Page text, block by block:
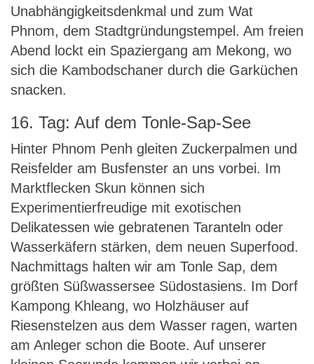
Unabhängigkeitsdenkmal und zum Wat
Phnom, dem Stadtgründungstempel. Am freien
Abend lockt ein Spaziergang am Mekong, wo
sich die Kambodschaner durch die Garküchen
snacken.
16. Tag: Auf dem Tonle-Sap-See
Hinter Phnom Penh gleiten Zuckerpalmen und
Reisfelder am Busfenster an uns vorbei. Im
Marktflecken Skun können sich
Experimentierfreudige mit exotischen
Delikatessen wie gebratenen Taranteln oder
Wasserkäfern stärken, dem neuen Superfood.
Nachmittags halten wir am Tonle Sap, dem
größten Süßwassersee Südostasiens. Im Dorf
Kampong Khleang, wo Holzhäuser auf
Riesenstelzen aus dem Wasser ragen, warten
am Anleger schon die Boote. Auf unserer